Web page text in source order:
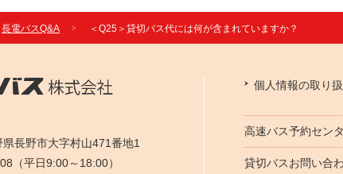
長電バスQ&A ＜Q25＞貸切バス代には何が含まれていますか？
個人情報の取り
高速バス予約セン
貸切バスお問い合
長野市大字村山471番地1
（平日9:00～18:00）